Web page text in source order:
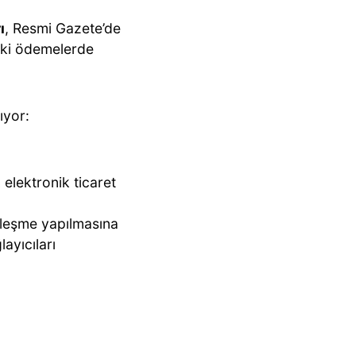
, Resmi Gazete’de
ödemelerde
elektronik ticaret
yapılmasına